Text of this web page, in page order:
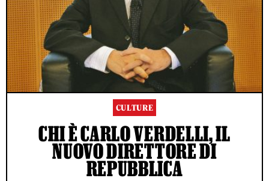
CULTURE
CHI È CARLO VERDELLI, IL
NUOVO DIRETTORE DI
REPUBBLICA